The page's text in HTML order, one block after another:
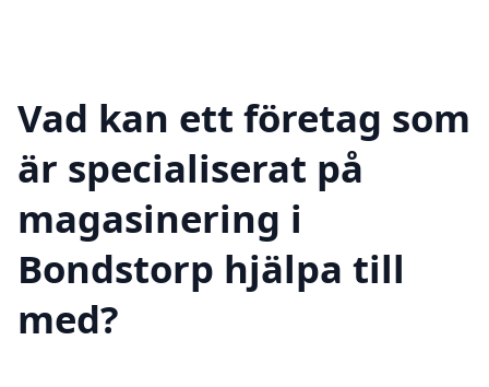
Vad kan ett företag som
är specialiserat på
magasinering i
Bondstorp hjälpa till
med?